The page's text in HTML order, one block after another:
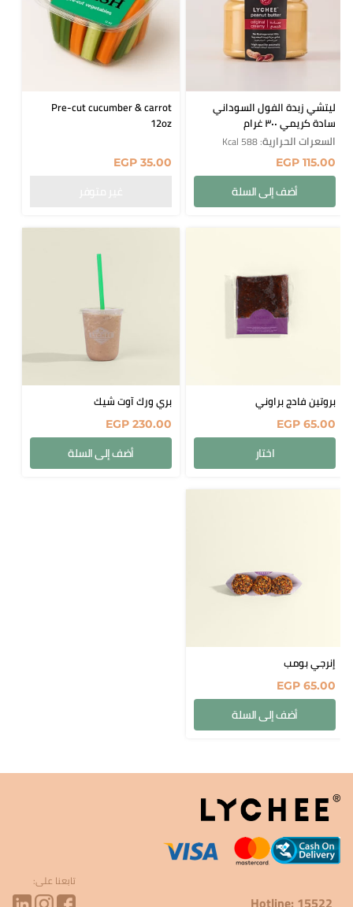
ليتشي زبدة الفول السوداني
سادة كريمي ٣٠٠ غرام
EGP 115.00
أضف إلى السلة
السعرات الحرارية: 588 Kcal
Pre-cut cucumber & carrot
12oz
EGP 35.00
بروتين فادج براوني
EGP 65.00
اختار
بري ورك آوت شيك
EGP 230.00
أضف إلى السلة
إنرجي بومب
EGP 65.00
أضف إلى السلة
تابعنا على: